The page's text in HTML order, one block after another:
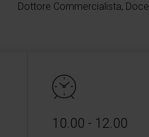
Dottore Commercialista,
10.00 - 12.00